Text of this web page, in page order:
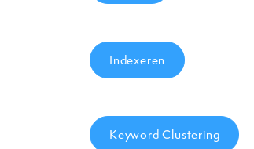
Indexeren
Keyword Clustering